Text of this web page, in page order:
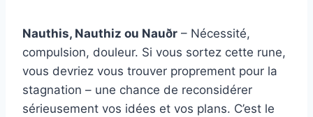
Nauthis, Nauthiz ou Nauðr – Nécessité,
compulsion, douleur. Si vous sortez cette rune,
vous devriez vous trouver proprement pour la
stagnation – une chance de reconsidérer
sérieusement vos idées et vos plans. C’est le